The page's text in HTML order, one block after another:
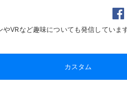
VRなど趣味についても発信していま
カスタム